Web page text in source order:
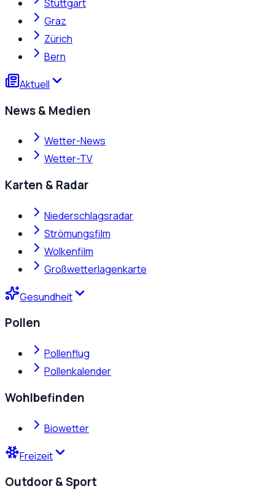
Stuttgart
Graz
Zürich
Bern
Aktuell
News & Medien
Wetter-News
Wetter-TV
Karten & Radar
Niederschlagsradar
Strömungsfilm
Wolkenfilm
Großwetterlagenkarte
Gesundheit
Pollen
Pollenflug
Pollenkalender
Wohlbefinden
Biowetter
Freizeit
Outdoor & Sport